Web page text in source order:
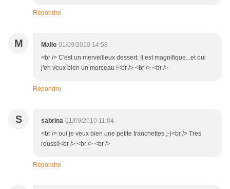
Répondre
M Mallo 01/09/2010 14:58
<br /> C'est un merveilleux dessert. Il est magnifique...et oui
j'en veux bien un morceau !<br /> <br /> <br />
Répondre
S sabrina 01/09/2010 11:04
<br /> oui je veux bien une petite tranchettes ;-)<br /> Tres
reussi!<br /> <br /> <br />
Répondre